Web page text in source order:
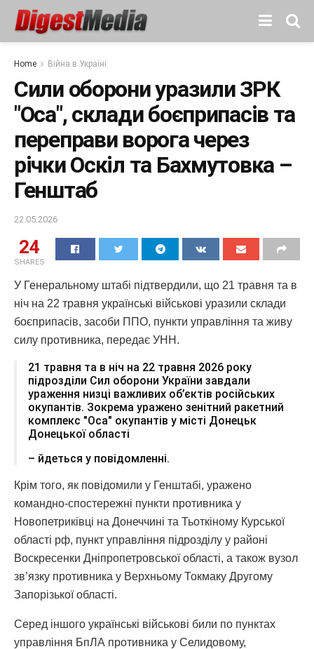
Home Війна в Україні
Сили оборони уразили ЗРК
"Оса", склади боєприпасів та
переправи ворога через
річки Оскіл та Бахмутовка –
Генштаб
22.05.2026
24
SHARES
У Генеральному штабі підтвердили, що 21 травня та в
ніч на 22 травня українські військові уразили склади
боєприпасів, засоби ППО, пункти управління та живу
силу противника, передає УНН.
21 травня та в ніч на 22 травня 2026 року
підрозділи Сил оборони України завдали
ураження низці важливих об’єктів російських
окупантів. Зокрема уражено зенітний ракетний
комплекс "Оса" окупантів у місті Донецьк
Донецької області
– йдеться у повідомленні.
Крім того, як повідомили у Генштабі, уражено
командно-спостережні пункти противника у
Новопетриківці на Донеччині та Тьоткіному Курської
області рф, пункт управління підрозділу у районі
Воскресенки Дніпропетровської області, а також вузол
зв’язку противника у Верхньому Токмаку Другому
Запорізької області.
Серед іншого українські військові били по пунктах
управління БпЛА противника у Селидовому,